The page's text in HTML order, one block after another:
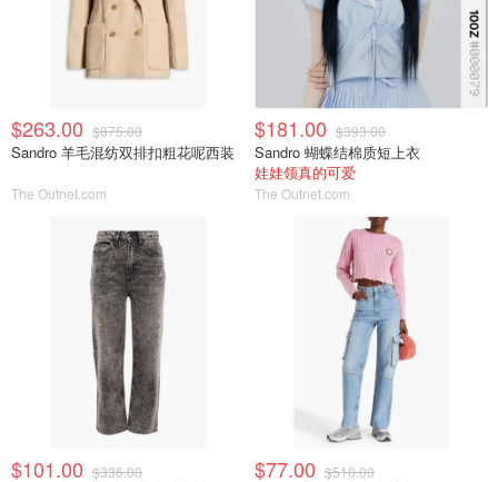
$263.00 $875.00
Sandro 羊毛混纺双排扣粗花呢西装
The Outnet.com
$181.00 $393.00
Sandro 蝴蝶结棉质短上衣
娃娃领真的可爱
The Outnet.com
$101.00 $336.00 $77.00 $510.00